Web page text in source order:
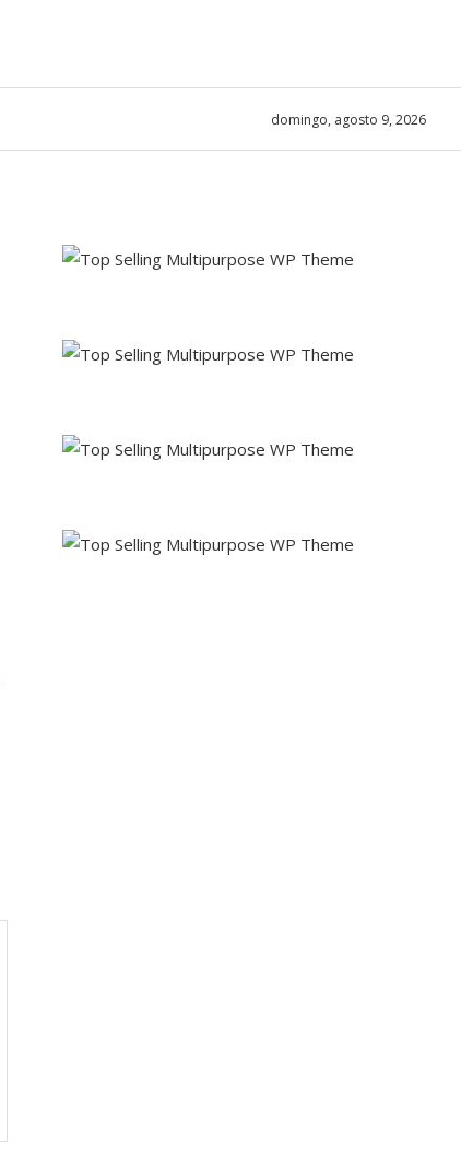
domingo, agosto 9, 2026